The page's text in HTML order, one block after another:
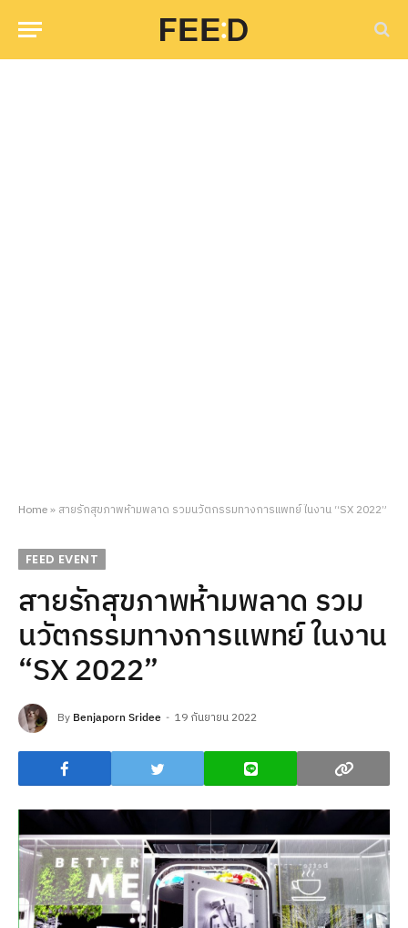
Home» สายรักสุขภาพห้ามพลาด รวมนวัตกรรมทางการแพทย์ ในงาน “SX 2022”
FEED EVENT
สายรักสุขภาพห้ามพลาด รวม
นวัตกรรมทางการแพทย์ ในงาน
“SX 2022”
By Benjaporn Sridee 19 กันยายน 2022